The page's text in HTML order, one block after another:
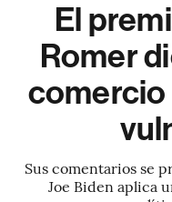
El
Romer
comercio
Sus comentarios se
Joe Biden aplica